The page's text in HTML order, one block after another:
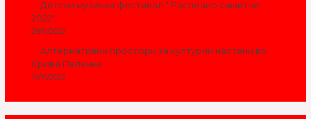
Детски музички фестивал “ Распеано симитче
2022“
29/11/2022
Алтернативни простори за културни настани во
Крива Паланка
14/10/2022